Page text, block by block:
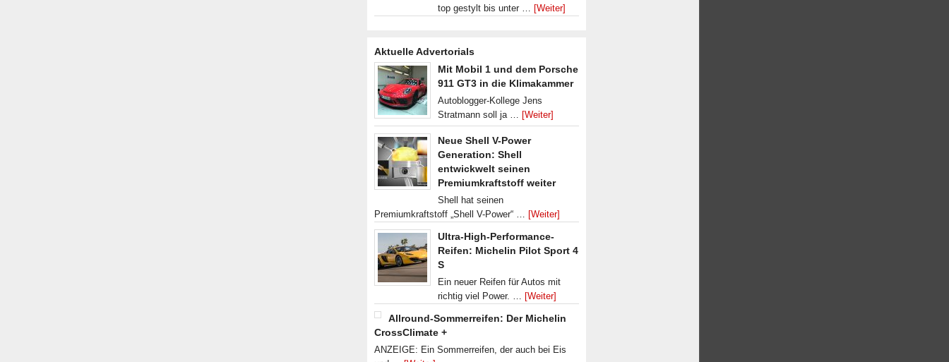
top gestylt bis unter … [Weiter]
Aktuelle Advertorials
Mit Mobil 1 und dem Porsche
911 GT3 in die Klimakammer
Autoblogger-Kollege Jens
Stratmann soll ja … [Weiter]
Neue Shell V-Power
Generation: Shell
entwickwelt seinen
Premiumkraftstoff weiter
Shell hat seinen
Premiumkraftstoff „Shell V-Power“ … [Weiter]
Ultra-High-Performance-
Reifen: Michelin Pilot Sport 4
S
Ein neuer Reifen für Autos mit
richtig viel Power. … [Weiter]
Allround-Sommerreifen: Der Michelin
CrossClimate +
ANZEIGE: Ein Sommerreifen, der auch bei Eis